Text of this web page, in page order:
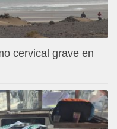
cervical grave en